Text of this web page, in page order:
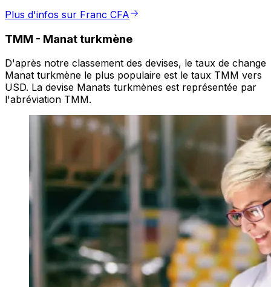
Plus d'infos sur Franc CFA
TMM - Manat turkmène
D'après notre classement des devises, le taux de change
Manat turkmène le plus populaire est le taux TMM vers
USD. La devise Manats turkmènes est représentée par
l'abréviation TMM.